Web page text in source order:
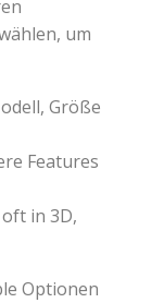
um
Größe
Features
in 3D,
Optionen